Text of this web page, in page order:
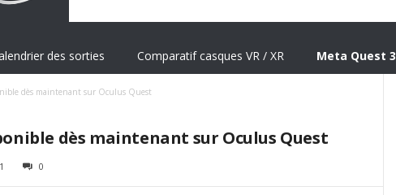
des sorties Comparatif casques VR / XR Meta Quest 3
dès maintenant sur Oculus Quest
dès maintenant sur Oculus Quest
0